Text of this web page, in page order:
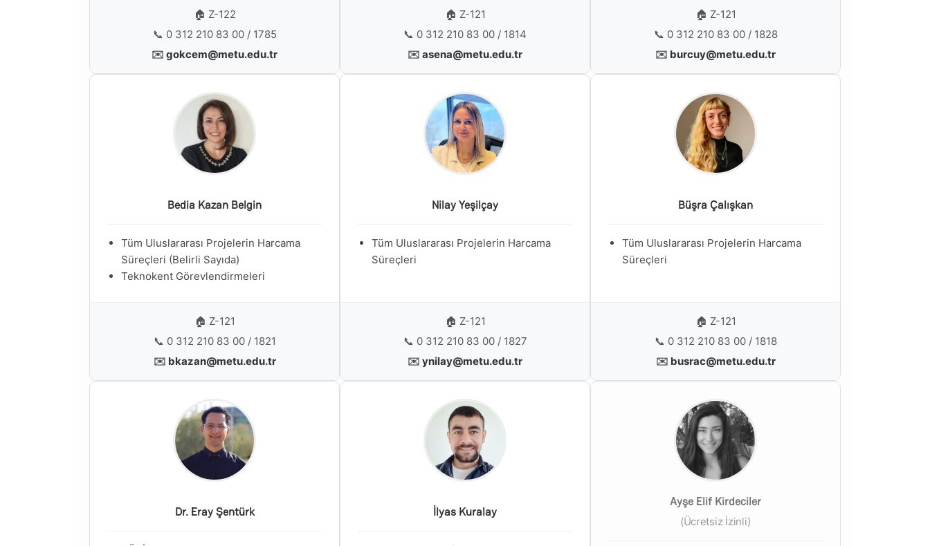
🏠 Z-122
📞 0 312 210 83 00 / 1785
✉️ gokcem@metu.edu.tr
🏠 Z-121
📞 0 312 210 83 00 / 1814
✉️ asena@metu.edu.tr
🏠 Z-121
📞 0 312 210 83 00 / 1828
✉️ burcuy@metu.edu.tr
Bedia Kazan Belgin
Tüm Uluslararası Projelerin Harcama
Süreçleri (Belirli Sayıda)
Teknokent Görevlendirmeleri
🏠 Z-121
📞 0 312 210 83 00 / 1821
✉️ bkazan@metu.edu.tr
Nilay Yeşilçay
Tüm Uluslararası Projelerin Harcama
Süreçleri
🏠 Z-121
📞 0 312 210 83 00 / 1827
✉️ ynilay@metu.edu.tr
Büşra Çalışkan
Tüm Uluslararası Projelerin Harcama
Süreçleri
🏠 Z-121
📞 0 312 210 83 00 / 1818
✉️ busrac@metu.edu.tr
Dr. Eray Şentürk İlyas Kuralay
Ayşe Elif Kirdeciler
(Ücretsiz İzinli)